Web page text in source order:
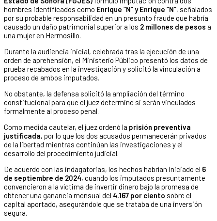
hombres identificados como Enrique “N” y Enrique “N”, señalados
por su probable responsabilidad en un presunto fraude que habría
causado un daño patrimonial superior a los 2 millones de pesos a
una mujer en Hermosillo.
Durante la audiencia inicial, celebrada tras la ejecución de una
orden de aprehensión, el Ministerio Público presentó los datos de
prueba recabados en la investigación y solicitó la vinculación a
proceso de ambos imputados.
No obstante, la defensa solicitó la ampliación del término
constitucional para que el juez determine si serán vinculados
formalmente al proceso penal.
Como medida cautelar, el juez ordenó la prisión preventiva
justificada, por lo que los dos acusados permanecerán privados
de la libertad mientras continúan las investigaciones y el
desarrollo del procedimiento judicial.
De acuerdo con las indagatorias, los hechos habrían iniciado el 6
de septiembre de 2024, cuando los imputados presuntamente
convencieron a la víctima de invertir dinero bajo la promesa de
obtener una ganancia mensual del 4.167 por ciento sobre el
capital aportado, asegurándole que se trataba de una inversión
segura.